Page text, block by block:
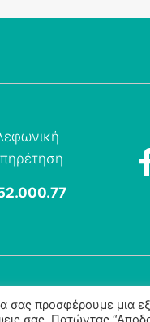
προσφέρουμε μια